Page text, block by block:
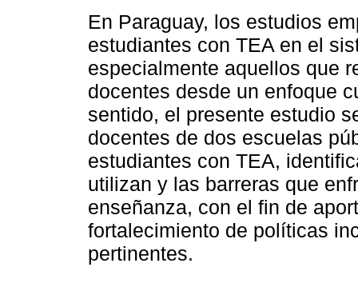
En Paraguay, los estudios
estudiantes con TEA en el
especialmente aquellos que
docentes desde un enfoque
sentido, el presente estudio
docentes de dos escuelas
estudiantes con TEA,
utilizan y las barreras que
enseñanza, con el fin de
fortalecimiento de políticas
pertinentes.